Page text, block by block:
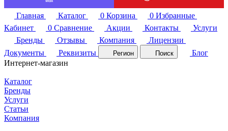
Главная Каталог 0 Корзина 0 Избранные
Кабинет
0 Сравнение Акции Контакты
Услуги
Бренды
Отзывы Компания
Лицензии
Документы
Реквизиты Регион Поиск
Блог
Интернет-магазин
Каталог
Бренды
Услуги
Статьи
Компания